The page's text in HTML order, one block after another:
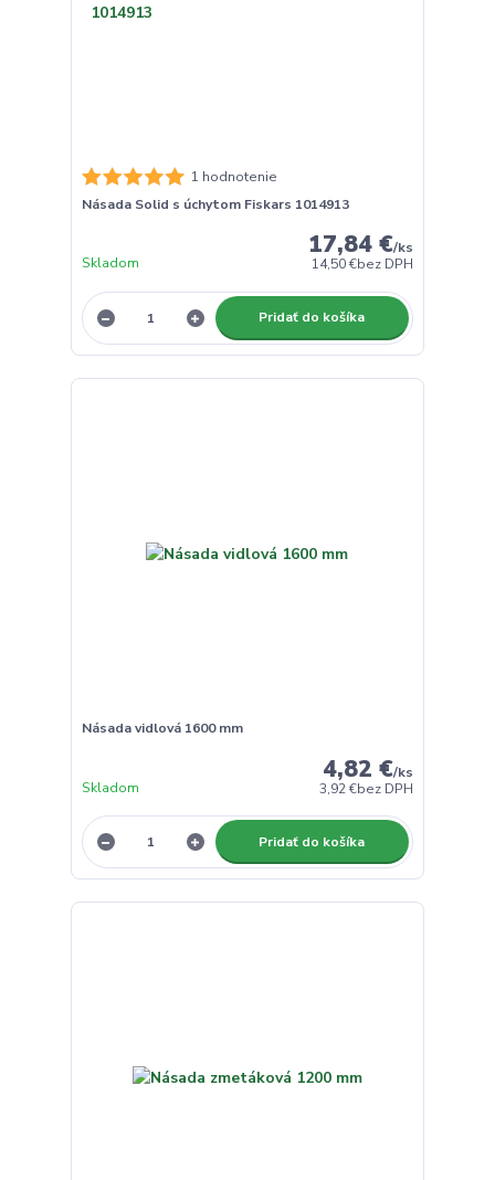
1 hodnotenie
Násada Solid s úchytom Fiskars 1014913
17,84 €/ks
14,50 €bez DPH
Skladom
Pridať do košíka
Násada vidlová 1600 mm
4,82 €/ks
3,92 €bez DPH
Skladom
Pridať do košíka